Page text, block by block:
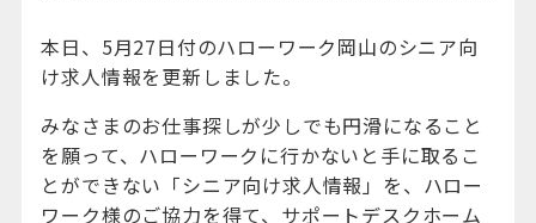
本日、5月27日付のハローワーク岡山のシニア向
け求人情報を更新しました。
みなさまのお仕事探しが少しでも円滑になること
を願って、ハローワークに行かないと手に取るこ
とができない「シニア向け求人情報」を、ハロー
ワーク様のご協力を得て、サポートデスクホーム